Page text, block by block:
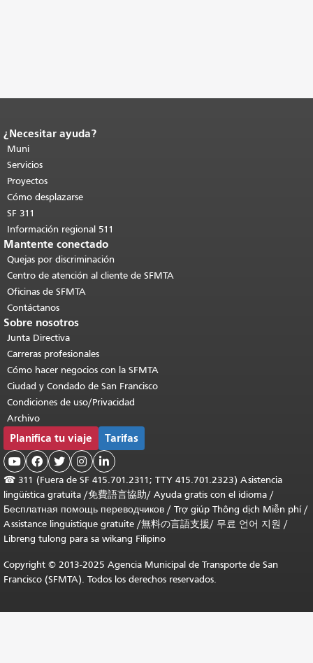
Fin del contenido de la página.
de esta página se repite en todas las
páginas.Volver al principio del
contenido principal
¿Necesitar ayuda?
Muni
Servicios
Proyectos
Cómo desplazarse
SF 311
Información regional 511
Mantente conectado
Quejas por discriminación
Centro de atención al cliente de SFMTA
Oficinas de SFMTA
Contáctanos
Sobre nosotros
Junta Directiva
Carreras profesionales
Cómo hacer negocios con la SFMTA
Ciudad y Condado de San Francisco
Condiciones de uso/Privacidad
Archivo
Planifica tu viaje Tarifas
    
☎ 311 (Fuera de SF 415.701.2311; TTY 415.701.2323) Asistencia
lingüística gratuita /免費語言協助/ Ayuda gratis con el idioma /
Бесплатная помощь переводчиков / Trợ giúp Thông dịch Miễn phí/
Assistance linguistique gratuite /無料の言語支援/ 무료 언어 지원 /
Libreng tulong para sa wikang Filipino
Copyright © 2013-2025 Agencia Municipal de Transporte de San
Francisco (SFMTA). Todos los derechos reservados.